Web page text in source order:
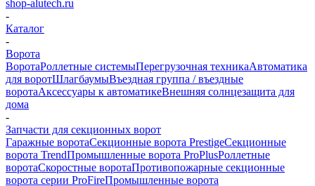
shop-alutech.ru
-
Каталог
-
Ворота
ВоротаРоллетные системыПерегрузочная техникаАвтоматика
для воротШлагбаумыВъездная группа / въездные
воротаАксессуары к автоматикеВнешняя солнцезащита для
дома
-
Запчасти для секционных ворот
Гаражные воротаСекционные ворота PrestigeСекционные
ворота TrendПромышленные ворота ProPlusРоллетные
воротаСкоростные воротаПротивопожарные секционные
ворота серии ProFireПромышленные ворота